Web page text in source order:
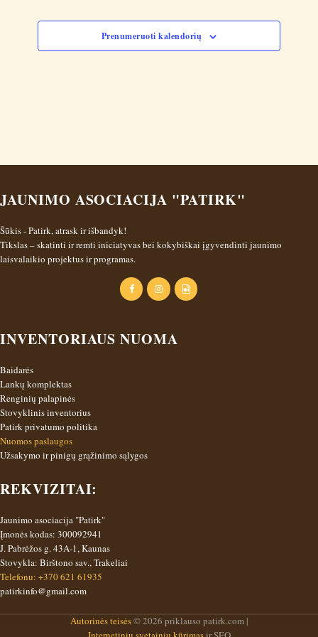
t
d
Prenumeruoti kalendorių
JAUNIMO ASOCIACIJA "PATIRK"
Šūkis - Patirk, atrask ir išbandyk!
Tikslas – skatinti ir remti iniciatyvas bei kokybiškai įgyvendinti jaunimo
laisvalaikio projektus ir programas.
INVENTORIAUS NUOMA
Baidarės
Lankų komplektas
Renginių palapinės
Stovyklinis inventorius
Patirk privatumo politika
Nuomos paslaugos
Užsakymo ir pinigų grąžinimo sąlygos
REKVIZITAI:
Jaunimo asociacija "Patirk"
Įmonės kodas: 300092941
J. Pabrėžos g. 43A-1, Kaunas
Stovykla: Birštono sav., Trakeliai
Telefonu: +370 621 61935
patirkinfo@gmail.com
Autorinės teisės© 2026 priklauso patirk.com |